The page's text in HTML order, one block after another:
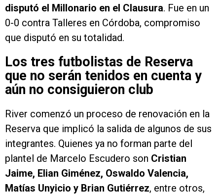
disputó el Millonario en el Clausura. Fue en un
0-0 contra Talleres en Córdoba, compromiso
que disputó en su totalidad.
Los tres futbolistas de Reserva
que no serán tenidos en cuenta y
aún no consiguieron club
River comenzó un proceso de renovación en la
Reserva que implicó la salida de algunos de sus
integrantes. Quienes ya no forman parte del
plantel de Marcelo Escudero son Cristian
Jaime, Elian Giménez, Oswaldo Valencia,
Matías Unyicio y Brian Gutiérrez, entre otros,